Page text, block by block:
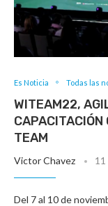
Es Noticia Todas las
WITEAM22,
CAPACITACIÓN
TEAM
Victor Chavez
Del 7 al 10 de